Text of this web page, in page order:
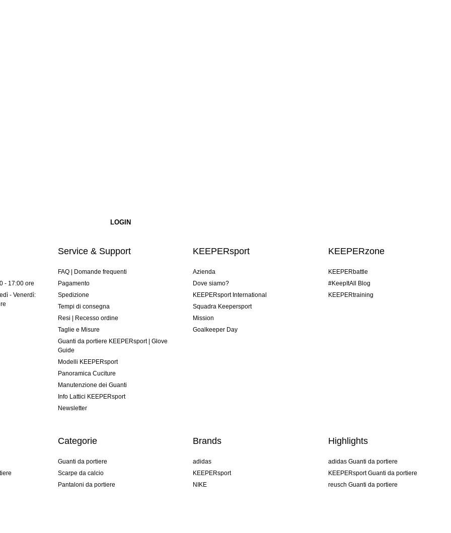
- 17:00 ore
- Venerdì:
Service & Support
FAQ | Domande frequenti
Pagamento
Spedizione
Tempi di consegna
Resi | Recesso ordine
Taglie e Misure
Guanti da portiere KEEPERsport | Glove
Guide
Modelli KEEPERsport
Panoramica Cuciture
Manutenzione dei Guanti
Info Lattici KEEPERsport
Newsletter
KEEPERsport
Azienda
Dove siamo?
KEEPERsport International
Squadra Keepersport
Mission
Goalkeeper Day
KEEPERzone
KEEPERbattle
#KeepItAll Blog
KEEPERtraining
Categorie
Guanti da portiere
Scarpe da calcio
Pantaloni da portiere
Brands
adidas
KEEPERsport
NIKE
Highlights
adidas Guanti da portiere
KEEPERsport Guanti da portiere
reusch Guanti da portiere